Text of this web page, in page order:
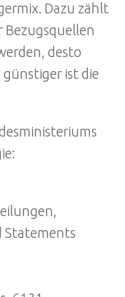
Dazu zählt
Bezugsquellen
desto
günstiger ist die
Statements